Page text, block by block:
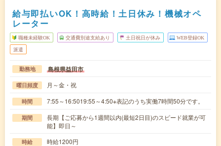
給与即払いOK！高時給！土日休み！機械オペ
レーター
職種未経験OK 交通費別途支給あり 土日祝日が休み WEB登録OK
派遣
勤務地 島根県益田市
曜日頻度 月～金・祝
時間 7:55～16:5019:55～4:50※表記のうち実働7時間50分です。
期間
長期【ご応募から1週間以内(最短2日目)のスピード就業が可
能】即日～
時給 時給1200円